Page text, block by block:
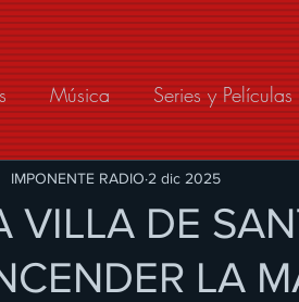
Música Series y Películas
VILLA DE
LA
IMPONENTE RADIO 2 dic 2025